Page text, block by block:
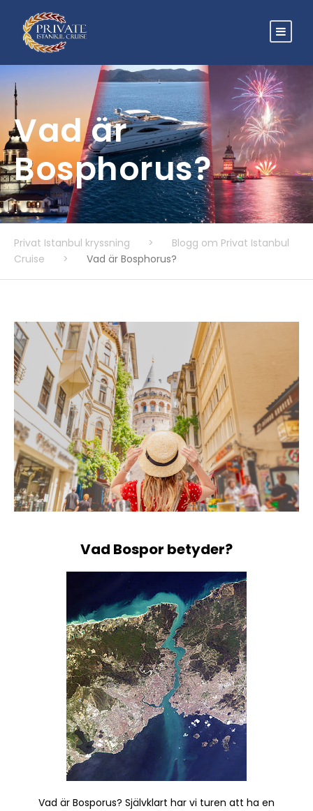
Vad är
Bosphorus?
Privat Istanbul kryssning >
Blogg om Privat Istanbul
Cruise
> Vad är Bosphorus?
Vad Bospor betyder?
Vad är Bosporus? Självklart har vi turen att ha en